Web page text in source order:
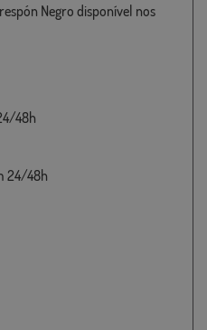
Negro disponível nos
48h
24/48h